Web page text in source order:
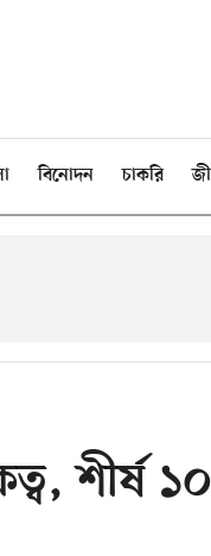
বিনোদন চাকরি